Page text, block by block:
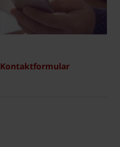
Kontaktformular